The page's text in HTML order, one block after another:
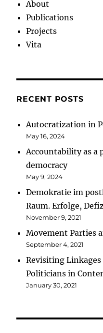
About
Publications
Projects
Vita
RECENT POSTS
Autocratization in
May 16, 2024
Accountability as a
democracy
May 9, 2024
Demokratie im
Raum. Erfolge,
November 9, 2021
Movement Parties
September 4, 2021
Revisiting
Politicians in
January 30, 2021